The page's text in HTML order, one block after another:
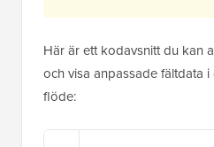
Här är ett kodavsnitt du kan
och visa anpassade fältdata i
flöde: